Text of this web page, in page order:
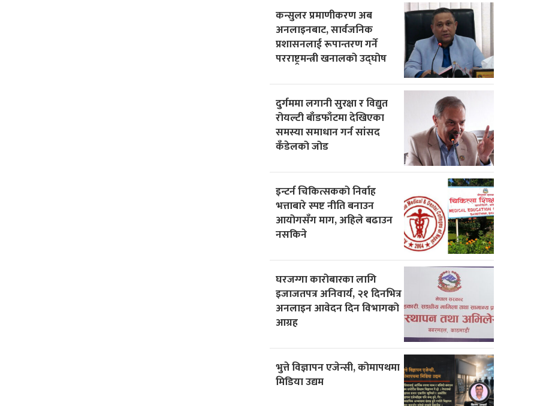
कन्सुलर प्रमाणीकरण अब
अनलाइनबाट, सार्वजनिक
प्रशासनलाई रूपान्तरण गर्ने
परराष्ट्रमन्त्री खनालको उद्घोष
दुर्गममा लगानी सुरक्षा र विद्युत
रोयल्टी बाँडफाँटमा देखिएका
समस्या समाधान गर्न सांसद
कँडेलको जोड
इन्टर्न चिकित्सकको निर्वाह
भत्ताबारे स्पष्ट नीति बनाउन
आयोगसँग माग, अहिले बढाउन
नसकिने
घरजग्गा कारोबारका लागि
इजाजतपत्र अनिवार्य, २१ दिनभित्र
अनलाइन आवेदन दिन विभागको
आग्रह
भुत्ते विज्ञापन एजेन्सी, कोमापथमा
मिडिया उद्यम